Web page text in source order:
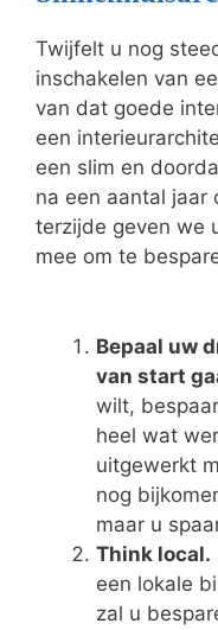
Twijfelt u nog
inschakelen van
van dat goede
een
een slim en
na een aantal jaar
terzijde geven we
mee om te
Bepaal uw
van start
wilt,
heel wat
uitgewerkt
nog
maar u
Think local.
een lokale
zal u